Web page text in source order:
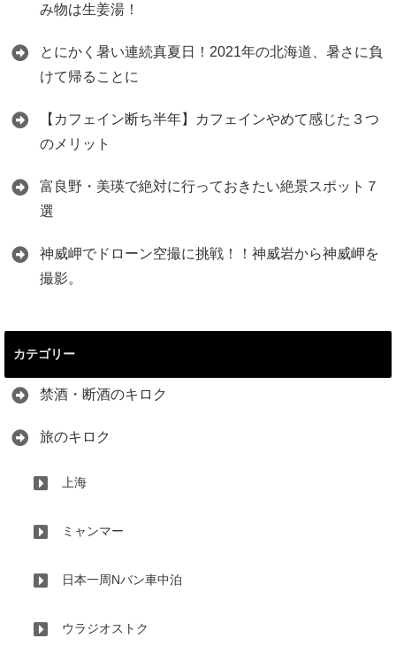
み物は生姜湯！
とにかく暑い連続真夏日！2021年の北海道、暑さに負
けて帰ることに
【カフェイン断ち半年】カフェインやめて感じた３つ
のメリット
富良野・美瑛で絶対に行っておきたい絶景スポット７
選
神威岬でドローン空撮に挑戦！！神威岩から神威岬を
撮影。
カテゴリー
禁酒・断酒のキロク
旅のキロク
上海
ミャンマー
日本一周Nバン車中泊
ウラジオストク